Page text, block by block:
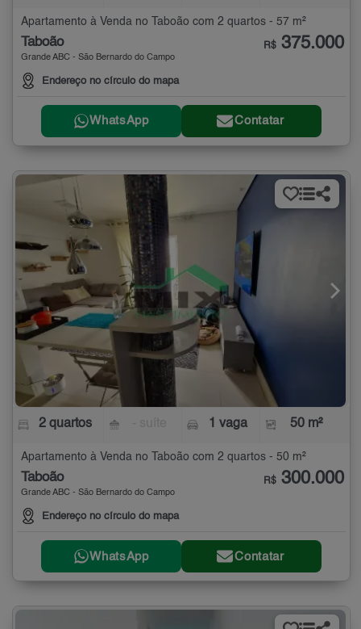
Apartamento à Venda no Taboão com 2 quartos - 57 m²
Taboão
Grande ABC - São Bernardo do Campo
Endereço no círculo do mapa
R$ 375.000
WhatsApp Contatar
2 quartos 1 vaga 50 m²
Apartamento à Venda no Taboão com 2 quartos - 50 m²
Taboão
Grande ABC - São Bernardo do Campo
Endereço no círculo do mapa
R$ 300.000
WhatsApp Contatar